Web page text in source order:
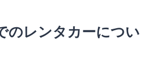
のレンタカーについ